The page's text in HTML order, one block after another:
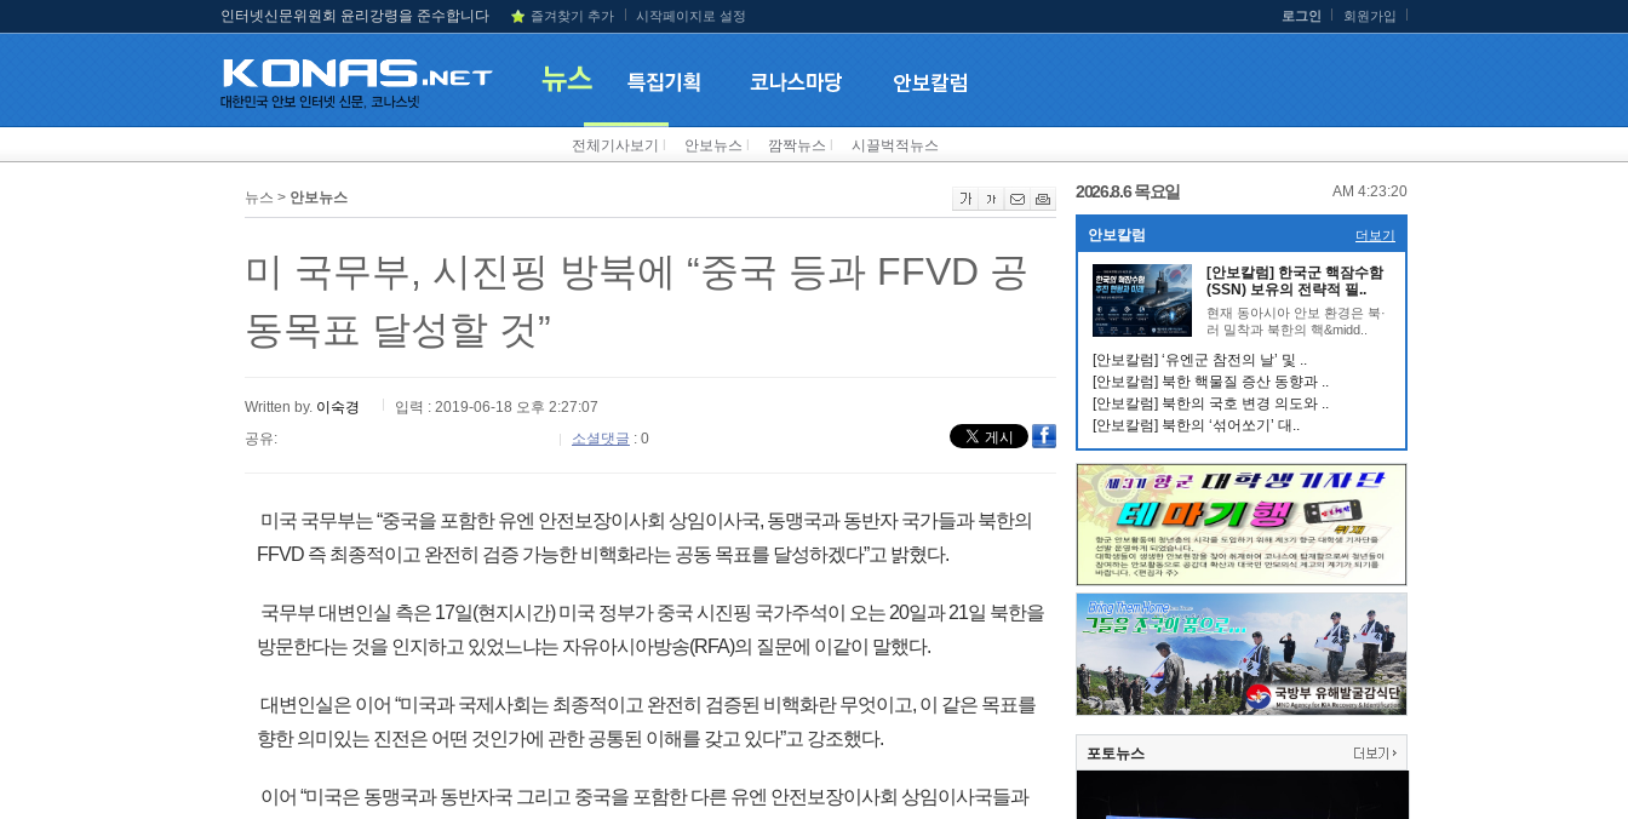
인터넷신문위원회 윤리강령을 준수합니다 즐겨찾기 추가 시작페이지로 설정 로그인 회원가입
전체기사보기 안보뉴스 깜짝뉴스 시끌벅적뉴스
뉴스 > 안보뉴스
미 국무부, 시진핑 방북에 “중국 등과 FFVD 공
동목표 달성할 것”
Written by. 이숙경
입력 : 2019-06-18 오후 2:27:07
공유:
소셜댓글 : 0
미국 국무부는 “중국을 포함한 유엔 안전보장이사회 상임이사국, 동맹국과 동반자 국가들과 북한의
FFVD 즉 최종적이고 완전히 검증 가능한 비핵화라는 공동 목표를 달성하겠다”고 밝혔다.
국무부 대변인실 측은 17일(현지시간) 미국 정부가 중국 시진핑 국가주석이 오는 20일과 21일 북한을
방문한다는 것을 인지하고 있었느냐는 자유아시아방송(RFA)의 질문에 이같이 말했다.
대변인실은 이어 “미국과 국제사회는 최종적이고 완전히 검증된 비핵화란 무엇이고, 이 같은 목표를
향한 의미있는 진전은 어떤 것인가에 관한 공통된 이해를 갖고 있다”고 강조했다.
이어 “미국은 동맹국과 동반자국 그리고 중국을 포함한 다른 유엔 안전보장이사회 상임이사국들과
2026.8.6 목요일 AM 4:23:20
안보칼럼 더보기
[안보칼럼] 한국군 핵잠수함
(SSN) 보유의 전략적 필..
현재 동아시아 안보 환경은 북·
러 밀착과 북한의 핵&midd..
[안보칼럼] ‘유엔군 참전의 날’ 및 ..
[안보칼럼] 북한 핵물질 증산 동향과 ..
[안보칼럼] 북한의 국호 변경 의도와 ..
[안보칼럼] 북한의 ‘섞어쏘기’ 대..
포토뉴스